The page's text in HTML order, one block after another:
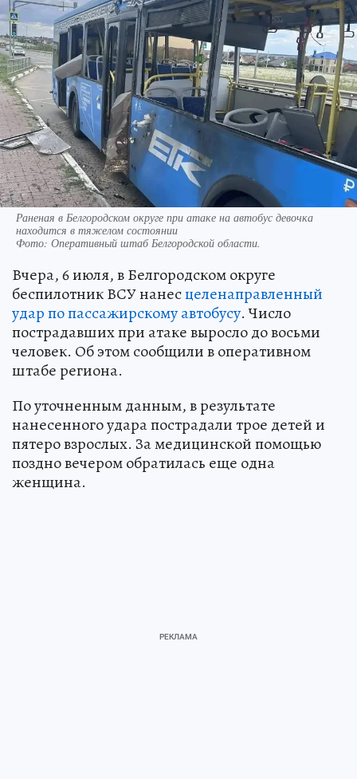
Раненая в Белгородском округе при атаке на автобус девочка
находится в тяжелом состоянии
Фото: Оперативный штаб Белгородской области.
Вчера, 6 июля, в Белгородском округе
беспилотник ВСУ нанесцеленаправленный
удар по пассажирскому автобусу. Число
пострадавших при атаке выросло до восьми
человек. Об этом сообщили в оперативном
штабе региона.
По уточненным данным, в результате
нанесенного удара пострадали трое детей и
пятеро взрослых. За медицинской помощью
поздно вечером обратилась еще одна
женщина.